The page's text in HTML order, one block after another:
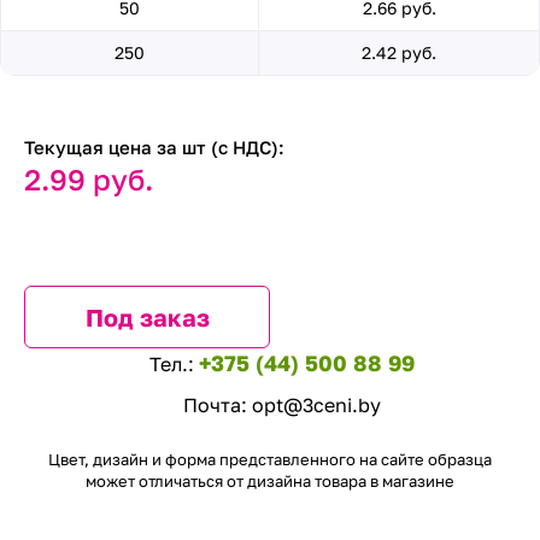
50 2.66 руб.
250 2.42 руб.
Текущая цена за шт (с НДС):
2.99 руб.
Под заказ
Тел.: +375 (44) 500 88 99
Почта: opt@3ceni.by
Цвет, дизайн и форма представленного на сайте образца
может отличаться от дизайна товара в магазине